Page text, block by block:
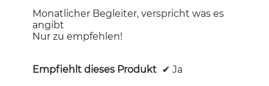
Monatlicher Begleiter, verspricht was es
angibt
Nur zu empfehlen!
Empfiehlt dieses Produkt ✔ Ja